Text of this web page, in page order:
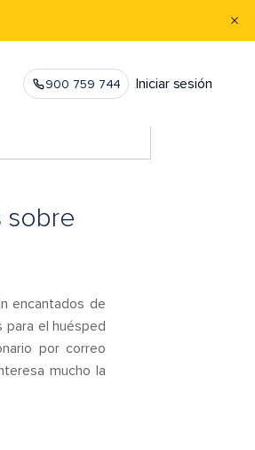
900 759 744 Iniciar sesión
sobre
encantados de
para el huésped
por correo
mucho la